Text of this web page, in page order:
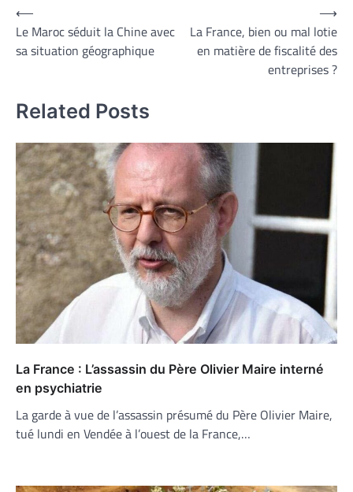
Navigation
de
l’article
⟵
Le Maroc séduit la Chine avec
sa situation géographique
La France, bien ou mal lotie
en matière de fiscalité des
entreprises ?
⟶
Related Posts
La France : L’assassin du Père Olivier Maire interné
en psychiatrie
La garde à vue de l’assassin présumé du Père Olivier Maire,
tué lundi en Vendée à l’ouest de la France,…